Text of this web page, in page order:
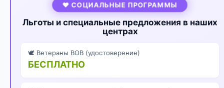
❤️ СОЦИАЛЬНЫЕ ПРОГРАММЫ
Льготы и специальные предложения в наших
центрах
🕊️ Ветераны ВОВ (удостоверение)
БЕСПЛАТНО